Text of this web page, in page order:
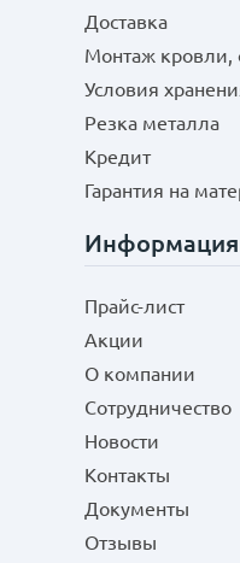
Доставка
Монтаж кровли,
Условия
Резка металла
Кредит
Гарантия на
Информация
Прайс-лист
Акции
О компании
Сотрудничество
Новости
Контакты
Документы
Отзывы